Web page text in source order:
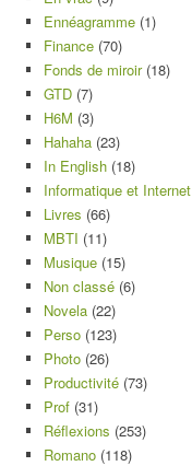
Ennéagramme (1)
Finance (70)
Fonds de miroir(18)
GTD (7)
H6M (3)
Hahaha (23)
In English (18)
Informatique et Internet
Livres (66)
MBTI (11)
Musique (15)
Non classé (6)
Novela (22)
Perso (123)
Photo (26)
Productivité (73)
Prof (31)
Réflexions (253)
Romano (118)